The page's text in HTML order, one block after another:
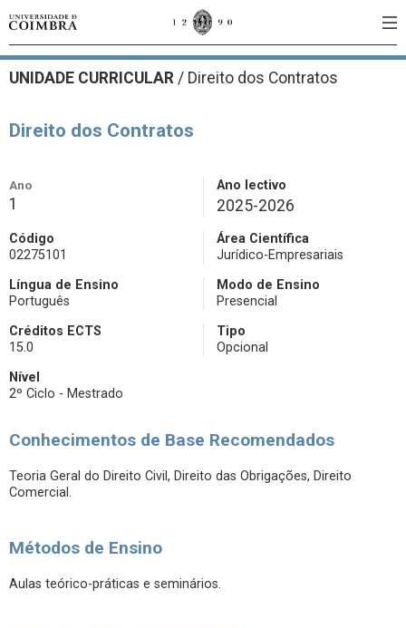
UNIDADE CURRICULAR / Direito dos Contratos
Direito dos Contratos
Ano
1
Ano lectivo
2025-2026
Código
02275101
Área Científica
Jurídico-Empresariais
Língua de Ensino
Português
Modo de Ensino
Presencial
Créditos ECTS
15.0
Tipo
Opcional
Nível
2º Ciclo - Mestrado
Conhecimentos de Base Recomendados
Teoria Geral do Direito Civil, Direito das Obrigações, Direito
Comercial.
Métodos de Ensino
Aulas teórico-práticas e seminários.